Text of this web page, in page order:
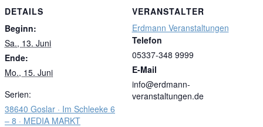
DETAILS
Beginn:
Sa., 13. Juni
Ende:
Mo., 15. Juni
Serien:
38640 Goslar · Im Schleeke 6
– 8 · MEDIA MARKT
VERANSTALTER
Erdmann Veranstaltungen
Telefon
05337-348 9999
E-Mail
info@erdmann-
veranstaltungen.de